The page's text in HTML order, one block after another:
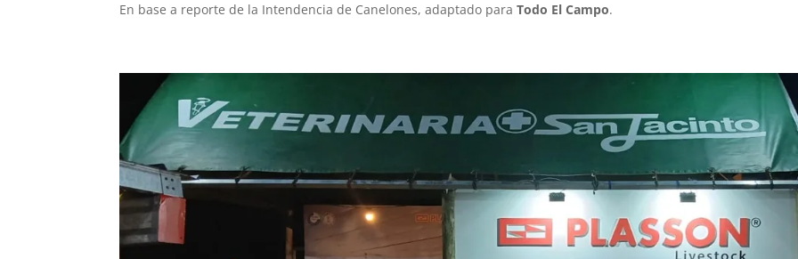
En base a reporte de la Intendencia de Canelones, adaptado paraTodo El Campo.